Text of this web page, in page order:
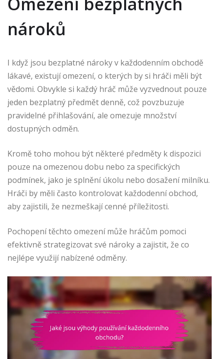
nároků
I když jsou bezplatné nároky v každodenním obchodě
lákavé, existují omezení, o kterých by si hráči měli být
vědomi. Obvykle si každý hráč může vyzvednout pouze
jeden bezplatný předmět denně, což povzbuzuje
pravidelné přihlašování, ale omezuje množství
dostupných odměn.
Kromě toho mohou být některé předměty k dispozici
pouze na omezenou dobu nebo za specifických
podmínek, jako je splnění úkolu nebo dosažení milníku.
Hráči by měli často kontrolovat každodenní obchod,
aby zajistili, že nezmeškají cenné příležitosti.
Pochopení těchto omezení může hráčům pomoci
efektivně strategizovat své nároky a zajistit, že co
nejlépe využijí nabízené odměny.